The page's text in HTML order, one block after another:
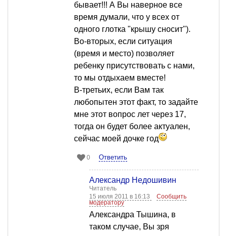
бывает!!! А Вы наверное все
время думали, что у всех от
одного глотка "крышу сносит").
Во-вторых, если ситуация
(время и место) позволяет
ребенку присутствовать с нами,
то мы отдыхаем вместе!
В-третьих, если Вам так
любопытен этот факт, то задайте
мне этот вопрос лет через 17,
тогда он будет более актуален,
сейчас моей дочке год
0 Ответить
Александр Недошивин
Читатель
15 июля 2011 в 16:13
Сообщить
модератору
Александра Тышина, в
таком случае, Вы зря